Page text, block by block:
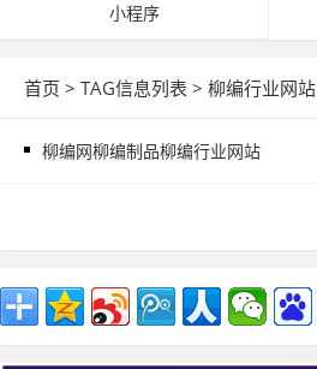
小程序
首页 > TAG信息列表 > 柳编行业网站
柳编网柳编制品柳编行业网站